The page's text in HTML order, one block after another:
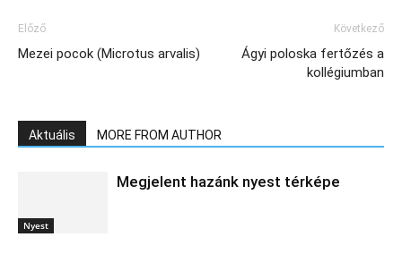
Előző
Mezei pocok (Microtus arvalis)
Következő
Ágyi poloska fertőzés a
kollégiumban
Aktuális MORE FROM AUTHOR
Nyest
Megjelent hazánk nyest térképe